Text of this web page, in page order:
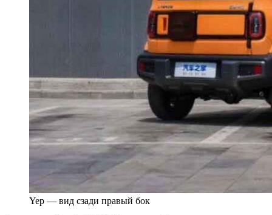
Yep — вид сзади правый бок